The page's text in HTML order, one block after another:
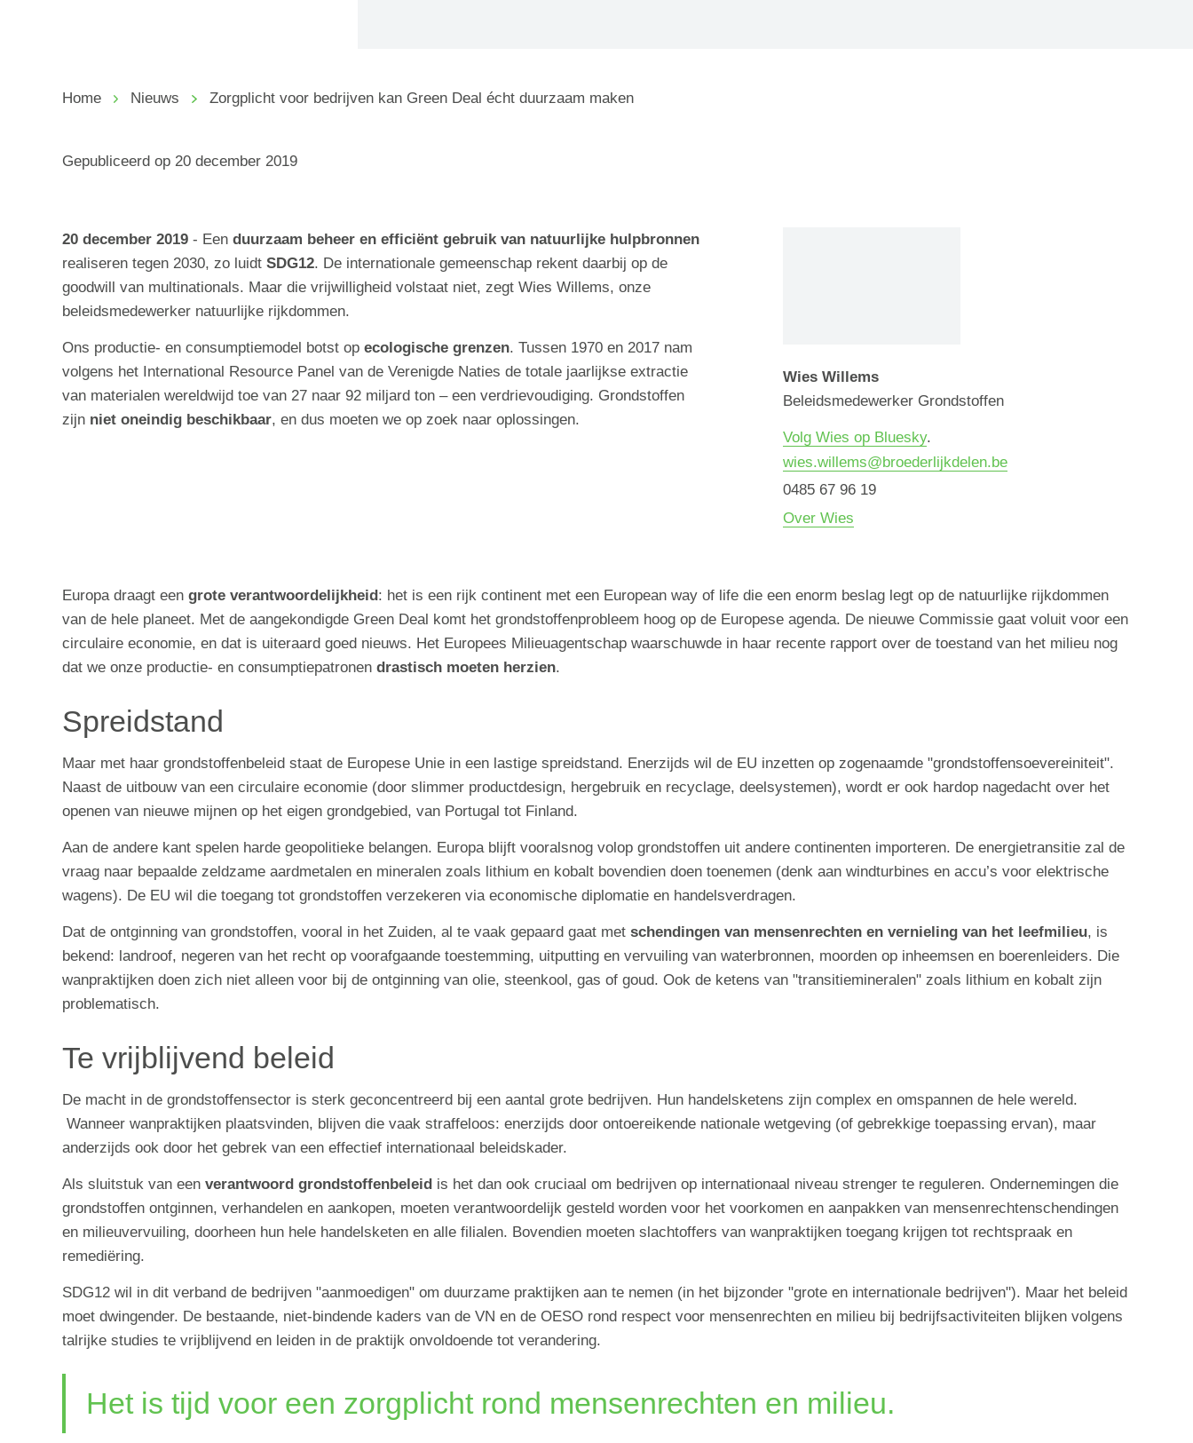
Home Nieuws Zorgplicht voor bedrijven kan Green Deal écht duurzaam maken
Gepubliceerd op 20 december 2019
20 december 2019 - Een duurzaam beheer en efficiënt gebruik van natuurlijke hulpbronnen
realiseren tegen 2030, zo luidt SDG12. De internationale gemeenschap rekent daarbij op de
goodwill van multinationals. Maar die vrijwilligheid volstaat niet, zegt Wies Willems, onze
beleidsmedewerker natuurlijke rijkdommen.
Ons productie- en consumptiemodel botst op ecologische grenzen. Tussen 1970 en 2017 nam
volgens het International Resource Panel van de Verenigde Naties de totale jaarlijkse extractie
van materialen wereldwijd toe van 27 naar 92 miljard ton – een verdrievoudiging. Grondstoffen
zijn niet oneindig beschikbaar, en dus moeten we op zoek naar oplossingen.
Wies Willems
Beleidsmedewerker Grondstoffen
Volg Wies op Bluesky.
wies.willems@broederlijkdelen.be
0485 67 96 19
Over Wies
Europa draagt een grote verantwoordelijkheid : het is een rijk continent met een European way of life die een enorm beslag legt op de natuurlijke rijkdommen
van de hele planeet. Met de aangekondigde Green Deal komt het grondstoffenprobleem hoog op de Europese agenda. De nieuwe Commissie gaat voluit voor een
circulaire economie, en dat is uiteraard goed nieuws. Het Europees Milieuagentschap waarschuwde in haar recente rapport over de toestand van het milieu nog
dat we onze productie- en consumptiepatronen drastisch moeten herzien.
Spreidstand
Maar met haar grondstoffenbeleid staat de Europese Unie in een lastige spreidstand. Enerzijds wil de EU inzetten op zogenaamde "grondstoffensoevereiniteit".
Naast de uitbouw van een circulaire economie (door slimmer productdesign, hergebruik en recyclage, deelsystemen), wordt er ook hardop nagedacht over het
openen van nieuwe mijnen op het eigen grondgebied, van Portugal tot Finland.
Aan de andere kant spelen harde geopolitieke belangen. Europa blijft vooralsnog volop grondstoffen uit andere continenten importeren. De energietransitie zal de
vraag naar bepaalde zeldzame aardmetalen en mineralen zoals lithium en kobalt bovendien doen toenemen (denk aan windturbines en accu’s voor elektrische
wagens). De EU wil die toegang tot grondstoffen verzekeren via economische diplomatie en handelsverdragen.
Dat de ontginning van grondstoffen, vooral in het Zuiden, al te vaak gepaard gaat met schendingen van mensenrechten en vernieling van het leefmilieu, is
bekend: landroof, negeren van het recht op voorafgaande toestemming, uitputting en vervuiling van waterbronnen, moorden op inheemsen en boerenleiders. Die
wanpraktijken doen zich niet alleen voor bij de ontginning van olie, steenkool, gas of goud. Ook de ketens van "transitiemineralen" zoals lithium en kobalt zijn
problematisch.
Te vrijblijvend beleid
De macht in de grondstoffensector is sterk geconcentreerd bij een aantal grote bedrijven. Hun handelsketens zijn complex en omspannen de hele wereld.
Wanneer wanpraktijken plaatsvinden, blijven die vaak straffeloos: enerzijds door ontoereikende nationale wetgeving (of gebrekkige toepassing ervan), maar
anderzijds ook door het gebrek van een effectief internationaal beleidskader.
Als sluitstuk van een verantwoord grondstoffenbeleid is het dan ook cruciaal om bedrijven op internationaal niveau strenger te reguleren. Ondernemingen die
grondstoffen ontginnen, verhandelen en aankopen, moeten verantwoordelijk gesteld worden voor het voorkomen en aanpakken van mensenrechtenschendingen
en milieuvervuiling, doorheen hun hele handelsketen en alle filialen. Bovendien moeten slachtoffers van wanpraktijken toegang krijgen tot rechtspraak en
remediëring.
SDG12 wil in dit verband de bedrijven "aanmoedigen" om duurzame praktijken aan te nemen (in het bijzonder "grote en internationale bedrijven"). Maar het beleid
moet dwingender. De bestaande, niet-bindende kaders van de VN en de OESO rond respect voor mensenrechten en milieu bij bedrijfsactiviteiten blijken volgens
talrijke studies te vrijblijvend en leiden in de praktijk onvoldoende tot verandering.
Het is tijd voor een zorgplicht rond mensenrechten en milieu.